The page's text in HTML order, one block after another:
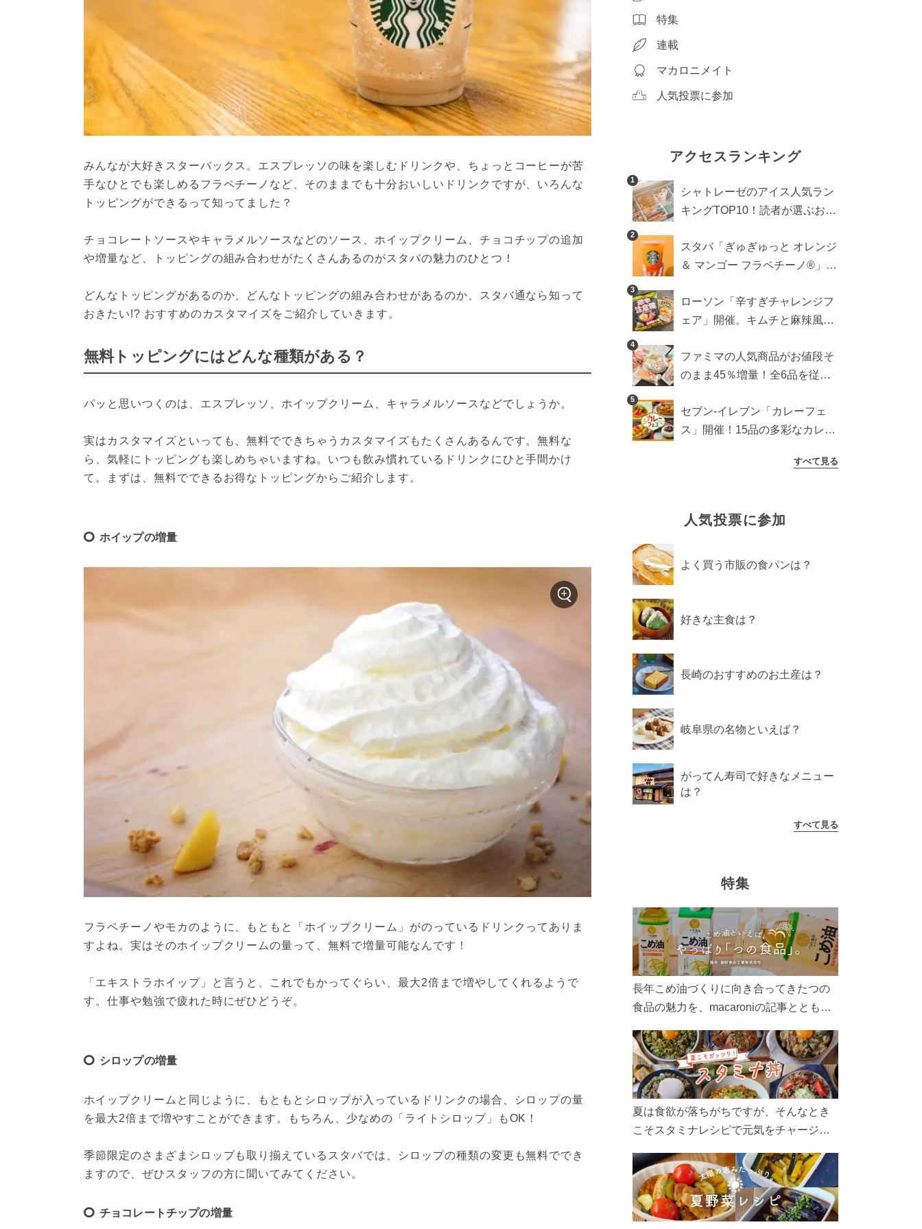
みんなが大好きスターバックス。エスプレッソの味を楽しむドリンクや、ちょっとコーヒーが苦
手なひとでも楽しめるフラペチーノなど、そのままでも十分おいしいドリンクですが、いろんな
トッピングができるって知ってました？
チョコレートソースやキャラメルソースなどのソース、ホイップクリーム、チョコチップの追加
や増量など、トッピングの組み合わせがたくさんあるのがスタバの魅力のひとつ！
どんなトッピングがあるのか、どんなトッピングの組み合わせがあるのか、スタバ通なら知って
おきたい!? おすすめのカスタマイズをご紹介していきます。
無料トッピングにはどんな種類がある？
パッと思いつくのは、エスプレッソ、ホイップクリーム、キャラメルソースなどでしょうか。
実はカスタマイズといっても、無料でできちゃうカスタマイズもたくさんあるんです。無料な
ら、気軽にトッピングも楽しめちゃいますね。いつも飲み慣れているドリンクにひと手間かけ
て。まずは、無料でできるお得なトッピングからご紹介します。
ホイップの増量
フラペチーノやモカのように、もともと「ホイップクリーム」がのっているドリンクってありま
すよね。実はそのホイップクリームの量って、無料で増量可能なんです！
「エキストラホイップ」と言うと、これでもかってぐらい、最大2倍まで増やしてくれるようで
す。仕事や勉強で疲れた時にぜひどうぞ。
シロップの増量
ホイップクリームと同じように、もともとシロップが入っているドリンクの場合、シロップの量
を最大2倍まで増やすことができます。もちろん、少なめの「ライトシロップ」もOK！
季節限定のさまざまシロップも取り揃えているスタバでは、シロップの種類の変更も無料ででき
ますので、ぜひスタッフの方に聞いてみてください。
チョコレートチップの増量
特集
連載
マカロニメイト
人気投票に参加
アクセスランキング
1
シャトレーゼのアイス人気ラン
キングTOP10！読者が選ぶおす
2
スタバ「ぎゅぎゅっと オレンジ
＆ マンゴー フラペチーノ®」の
まで果肉ごろごろ！
3
ローソン「辛すぎチャレンジフ
ェア」開催。キムチと麻辣風の
4
ファミマの人気商品がお値段そ
のまま45％増量！全6品を従来
5
セブン‐イレブン「カレーフェ
ス」開催！15品の多彩なカレー
すべて見る
人気投票に参加
よく買う市販の食パンは？
好きな主食は？
長崎のおすすめのお土産は？
岐阜県の名物といえば？
がってん寿司で好きなメニュー
は？
すべて見る
特集
長年こめ油づくりに向き合ってきたつの
食品の魅力を、macaroniの記事とともに
ん、製造現場や品質へのこだわりまで。
こめ油をもっと好きになるコンテンツを
ぜひお楽しみください。
夏は食欲が落ちがちですが、そんなとき
こそスタミナレシピで元気をチャージ！
リ食べて、夏バテを吹き飛ばしましょ
う！